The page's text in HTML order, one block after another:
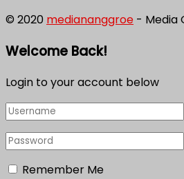
© 2020 mediananggroe - Media
Welcome Back!
Login to your account below
Remember Me